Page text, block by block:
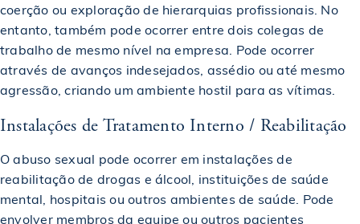
coerção ou exploração de hierarquias profissionais. No
entanto, também pode ocorrer entre dois colegas de
trabalho de mesmo nível na empresa. Pode ocorrer
através de avanços indesejados, assédio ou até mesmo
agressão, criando um ambiente hostil para as vítimas.
Instalações de Tratamento Interno / Reabilitação
O abuso sexual pode ocorrer em instalações de
reabilitação de drogas e álcool, instituições de saúde
mental, hospitais ou outros ambientes de saúde. Pode
envolver membros da equipe ou outros pacientes